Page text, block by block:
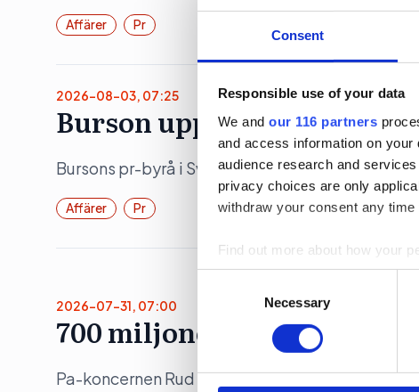
Consent
Responsible use of your data
We and our 116 partners
and access information on
audience research and
privacy choices are only
withdraw your consent any
Find out more about how your
information about your use of
other information that you’ve
Necessary
Affärer Pr
2026-08-03, 07:25
Burson upp 19 procent
Bursons pr-byrå i Sverige ökade både intäkten
Affärer Pr
2026-07-31, 07:00
700 miljoner för Rud
Pa-koncernen Rud Pedersen ökade under